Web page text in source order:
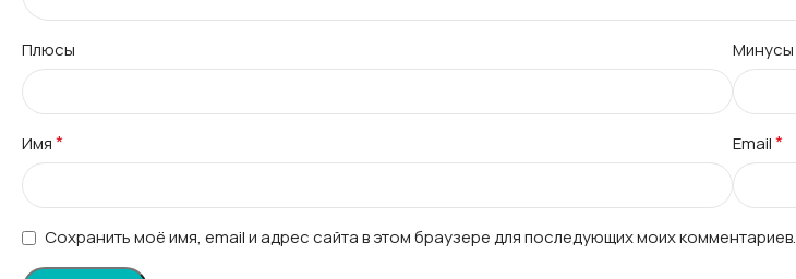
Плюсы Минусы
Имя* Email*
Сохранить моё имя, email и адрес сайта в этом браузере для последующих моих комментариев.